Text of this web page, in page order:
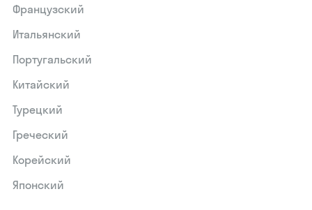
Французский
Итальянский
Португальский
Китайский
Турецкий
Греческий
Корейский
Японский